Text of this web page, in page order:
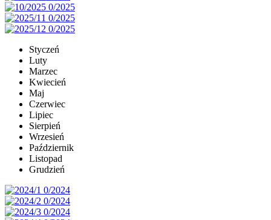
Styczeń
Luty
Marzec
Kwiecień
Maj
Czerwiec
Lipiec
Sierpień
Wrzesień
Październik
Listopad
Grudzień